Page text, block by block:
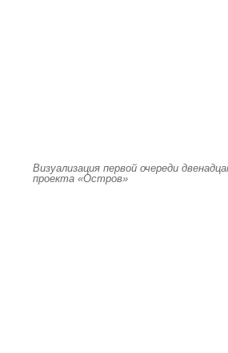
Визуализация первой очереди
проекта «Остров»